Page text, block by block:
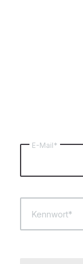
E-Mail*
Kennwort*